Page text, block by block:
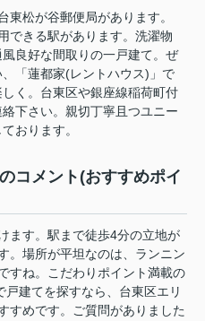
東松が谷郵便局があります。
できる駅があります。洗濯物
良好な間取りの一戸建て。ぜ
「蓮都家(レントハウス)」で
く。台東区や銀座線稲荷町付
下さい。親切丁寧且つユニー
おります。
コメント(おすすめポイ
ます。駅まで徒歩4分の立地が
。場所が平坦なのは、ランニン
すね。こだわりポイント満載の
建てを探すなら、台東区エリ
すめです。ご質問がありました